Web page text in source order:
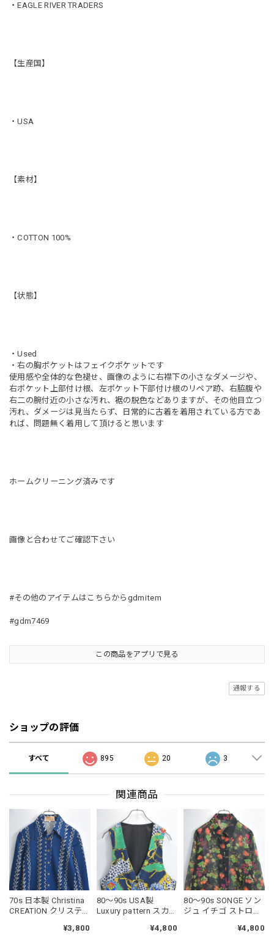
・EAGLE RIVER TRADERS
【生産国】
・USA
【素材】
・COTTON 100%
【状態】
・Used
・右の胸ポケットはフェイクポケットです
使用感や全体的な色褪せ、画像のように右襟下の小さなダメージや、
右ポケット上部付け根、左ポケット下部付け根のリペア跡、右脇腹や
右二の腕付近の小さな汚れ、裾の脱色などありますが、その他目立つ
汚れ、ダメージは見当たらず、日常的に古着を着用されている方であ
れば、問題無く着用して頂けると思います
ホームクリーニング済みです
画像と合わせてご確認下さい
#その他のアイテムはこちらからgdmitem
#gdm7469
この商品をアプリで見る
通報する
ショップの評価
すべて 895 20 3
関連商品
70s 日本製 Christina
CREATION クリスティ
ポリエステルシャツ
¥3,800
80～90s USA製
Luxury pattern スカー
ード 総柄 ジレ ベスト
¥4,800
80～90s SONGE ソン
ジュ イチゴ ストロベ
デザイン シアー ロン
¥4,800